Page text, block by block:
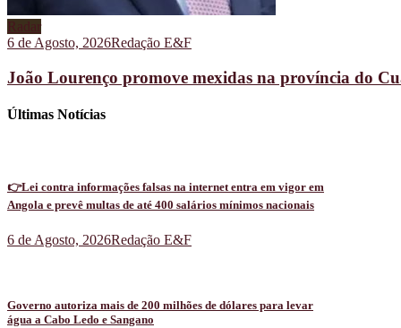
Radar
6 de Agosto, 2026Redação E&F
João Lourenço promove mexidas na província do
Últimas Notícias
👉Lei contra informações falsas na internet entra em vigor em
Angola e prevê multas de até 400 salários mínimos nacionais
6 de Agosto, 2026Redação E&F
Governo autoriza mais de 200 milhões de dólares para levar
água a Cabo Ledo e Sangano